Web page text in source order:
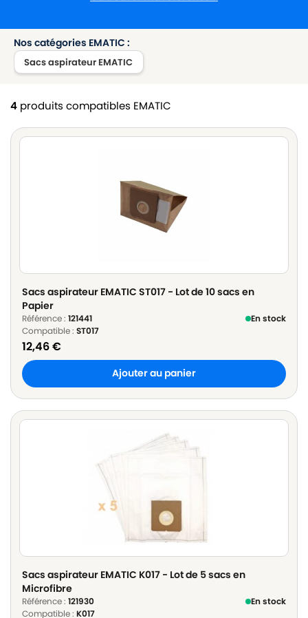
Nos catégories EMATIC :
Sacs aspirateur EMATIC
4 produits compatibles EMATIC
Sacs aspirateur EMATIC ST017 - Lot de 10 sacs en
Papier
Référence : 121441
En stock
Compatible : ST017
12,46€
Ajouter au panier
Sacs aspirateur EMATIC K017 - Lot de 5 sacs en
Microfibre
Référence : 121930
En stock
Compatible : K017